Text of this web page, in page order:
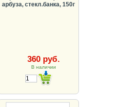
арбуза, стекл.банка, 150г
360 руб.
В наличии